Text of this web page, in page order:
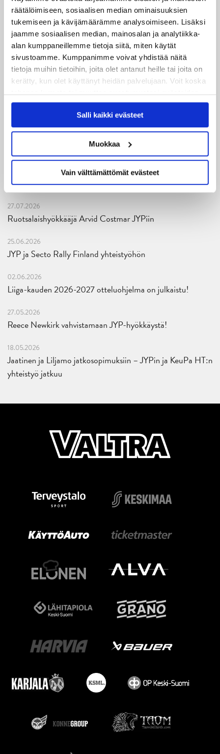
räätälöimiseen, sosiaalisen median ominaisuuksien
tukemiseen ja kävijämäärämme analysoimiseen. Lisäksi
jaamme sosiaalisen median, mainosalan ja analytiikka-
alan kumppaneillemme tietoja siitä, miten käytät
sivustoamme. Kumppanimme voivat yhdistää näitä
tietoja muihin tietoihin, joita olet antanut heille tai joita on
kerätty, kun olet käyttänyt heidän palvelujaan. Voit koska
tahansa kumota tai muuttaa suostumustasi evästeiden
käytöstäEvästeet-sivultamme.
Salli kaikki evästeet
Muokkaa
Vain välttämättömät evästeet
Tampere Cupin voittoa!
06.08.2026
JYPin kausi käyntiin Tampere Cupista!
05.08.2026
JYPin kapteenisto Liiga-kauteen 2026–2027 on nimetty
Joukkueen yhteisharjoitukset ovat alkaneet – ensimmäinen
mittari luvassa jo heti viikonloppuna Tampere Cupissa!
29.07.2026
JYPin harjoitusottelut tulevalle 2026-2027 kaudelle on
julkaistu!
27.07.2026
Ruotsalaishyökkääjä Arvid Costmar JYPiin
25.06.2026
JYP ja Secto Rally Finland yhteistyöhön
02.06.2026
Liiga-kauden 2026-2027 otteluohjelma on julkaistu!
27.05.2026
Reece Newkirk vahvistamaan JYP-hyökkäystä!
18.05.2026
Jaatinen ja Liljamo jatkosopimuksiin – JYPin ja KeuPa HT:n
yhteistyö jatkuu